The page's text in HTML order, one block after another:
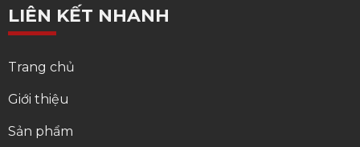
LIÊN KẾT NHANH
Trang chủ
Giới thiệu
Sản phẩm